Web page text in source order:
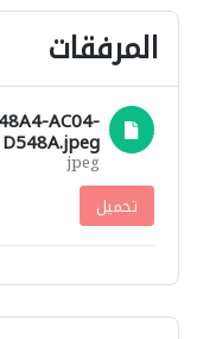
المرفقات
AC04-
jpeg
تحميل